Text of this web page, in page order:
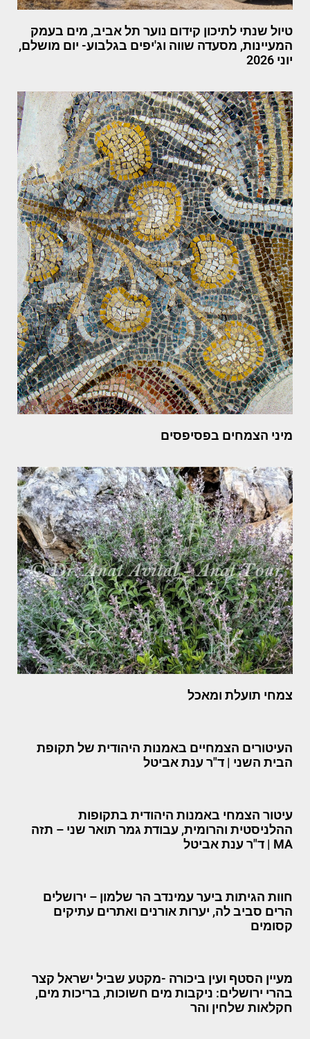
טיול שנתי לתיכון קידום נוער תל אביב, מים בעמק
המעיינות, מסעדה שווה וג'יפים בגלבוע- יום מושלם,
יוני 2026
מיני הצמחים בפסיפסים
צמחי תועלת ומאכל
העיטורים הצמחיים באמנות היהודית של תקופת
הבית השני | ד"ר ענת אביטל
עיטור הצמחי באמנות היהודית בתקופות
ההלניסטית והרומית, עבודת גמר תואר שני – תזה
MA | ד"ר ענת אביטל
חוות הגיתות ביער עמינדב הר שלמון – ירושלים
הרים סביב לה, יערות אורנים ואתרים עתיקים
קסומים
מעיין הסטף ועין ביכורה -מקטע שביל ישראל קצר
בהרי ירושלים: ניקבות מים חשוכות, בריכות מים,
חקלאות שלחין והר